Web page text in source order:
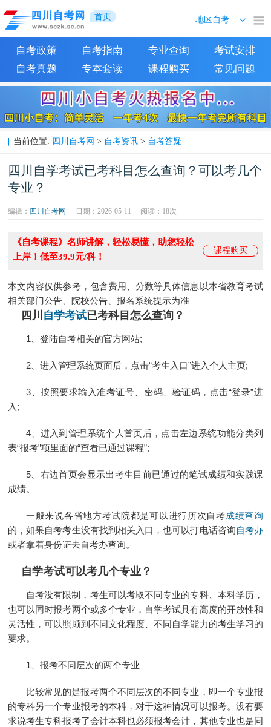
首页
自考政策 自考指南 专业查询
考试安排
自考真题
专本套读 课程购买 常见问题
当前位置: 四川自考网 > 自考资讯> 自考答疑
四川自学考试已考科目怎么查询？可以考几个
专业？
编辑： 四川自考网 日期：2026-05-11 阅读： 18次
课程购买
《自考课程》名师讲解，轻松易懂，助您轻松
上岸！低至39.9元/科！
本文内容仅供参考，包含费用、分数等具体信息以本省教育考试
相关部门公告、院校公告、报名系统提示为准
四川 自学考试已考科目怎么查询？
1、登陆自考相关的官方网站;
2、进入管理系统页面后，点击“考生入口”进入个人主页;
3、按照要求输入准考证号、密码、验证码，点击“登录”进
入;
4、进入到管理系统个人首页后，点击左边系统功能分类列
表“报考”项里面的“查看已通过课程”;
5、右边首页会显示出考生目前已通过的笔试成绩和实践课
成绩。
一般来说各省地方考试院都是可以进行历次自考成绩查询
的，如果自考考生没有找到相关入口，也可以打电话咨询自考办
或者拿着身份证去自考办查询。
自学考试可以考几个专业？
自考没有限制，考生可以考取不同专业的专科、本科学历，
也可以同时报考两个或多个专业，自学考试具有高度的开放性和
灵活性，可以照顾到不同文化程度、不同自学能力的考生学习的
要求。
1、报考不同层次的两个专业
比较常见的是报考两个不同层次的不同专业，即一个专业报
的专科另一个专业报考的本科，对于这种情况可以报考。没有要
求说考生专科报考了会计本科也必须报考会计，其他专业也是同